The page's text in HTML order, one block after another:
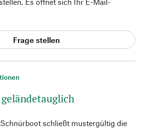
schließt mustergültig die
Frage stellen